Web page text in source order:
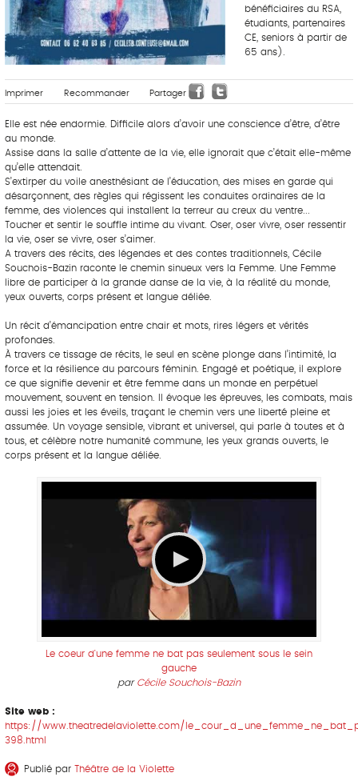
bénéficiaires du RSA,
étudiants, partenaires
CE, seniors à partir de
65 ans).
Imprimer Recommander Partager
Elle est née endormie. Difficile alors d’avoir une conscience d’être, d’être
au monde.
Assise dans la salle d’attente de la vie, elle ignorait que c’était elle-même
qu’elle attendait.
S’extirper du voile anesthésiant de l’éducation, des mises en garde qui
désarçonnent, des règles qui régissent les conduites ordinaires de la
femme, des violences qui installent la terreur au creux du ventre...
Toucher et sentir le souffle intime du vivant. Oser, oser vivre, oser ressentir
la vie, oser se vivre, oser s’aimer.
A travers des récits, des légendes et des contes traditionnels, Cécile
Souchois-Bazin raconte le chemin sinueux vers la Femme. Une Femme
libre de participer à la grande danse de la vie, à la réalité du monde,
yeux ouverts, corps présent et langue déliée.
Un récit d’émancipation entre chair et mots, rires légers et vérités
profondes.
À travers ce tissage de récits, le seul en scène plonge dans l’intimité, la
force et la résilience du parcours féminin. Engagé et poétique, il explore
ce que signifie devenir et être femme dans un monde en perpétuel
mouvement, souvent en tension. Il évoque les épreuves, les combats, mais
aussi les joies et les éveils, traçant le chemin vers une liberté pleine et
assumée. Un voyage sensible, vibrant et universel, qui parle à toutes et à
tous, et célèbre notre humanité commune, les yeux grands ouverts, le
corps présent et la langue déliée.
Le coeur d'une femme ne bat pas seulement sous le sein
gauche
par Cécile Souchois-Bazin
Site web :
https://www.theatredelaviolette.com/
398.html
Publié par Théâtre de la Violette